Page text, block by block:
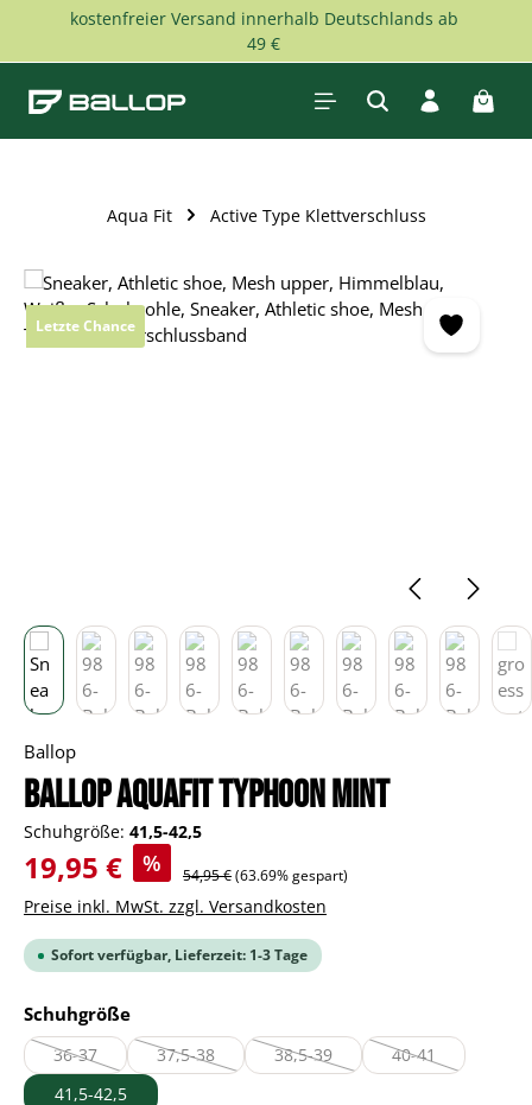
Zum Hauptinhalt springen
kostenfreier Versand innerhalb Deutschlands ab
49 €
Aqua Fit Active Type Klettverschluss
Bildergalerie überspringen
Letzte Chance
Ballop
BALLOP Aquafit Typhoon mint
Schuhgröße: 41,5-42,5
Verkaufspreis:
19,95 € % Regulärer Preis:
54,95 €(63.69% gespart)
Preise inkl. MwSt. zzgl. Versandkosten
Sofort verfügbar, Lieferzeit: 1-3 Tage
Schuhgrößeauswählen
36-37
(Diese Option ist zurzeit nicht verfügbar.)
37,5-38
(Diese Option ist zurzeit nicht verfügbar.)
38,5-39
(Diese Option ist zurzeit nicht
40-41
(Diese Option ist
41,5-42,5